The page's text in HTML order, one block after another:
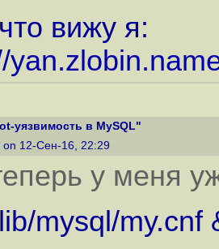
вижу я:
уязвимость в MySQL"
on 12-Сен-16, 22:29
у меня
mysql/my.cnf